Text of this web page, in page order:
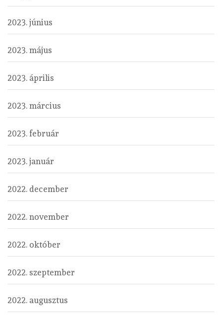
2023. június
2023. május
2023. április
2023. március
2023. február
2023. január
2022. december
2022. november
2022. október
2022. szeptember
2022. augusztus